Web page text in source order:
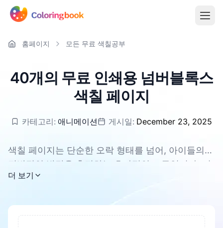
홈페이지 모든 무료 색칠공부
40개의 무료 인쇄용 넘버블록스
색칠 페이지
카테고리: 애니메이션 게시일: December 23, 2025
색칠 페이지는 단순한 오락 형태를 넘어, 아이들의
전반적인 발달을 촉진하는 효과적인 도구입니다. 이
는 집중력과 인내심을 향상시키고, 창의력과 상상력
눈과 손의 협응력과 미세 운동 능력이 발달합니다.
동시에 스트레스를 해소하고 아이들이 긴장을 풀도
모든 넘버블록스 색칠 페이지는 무료로 다운로드할
더 보기